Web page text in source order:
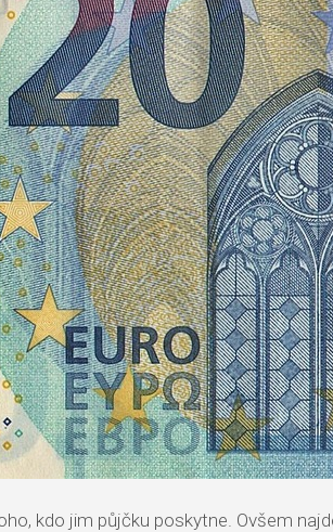
kdo jim půjčku poskytne. Ovšem